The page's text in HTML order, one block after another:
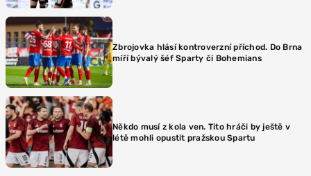
Zbrojovka hlásí kontroverzní příchod. Do Brna
míří bývalý šéf Sparty či Bohemians
Někdo musí z kola ven. Tito hráči by ještě v
létě mohli opustit pražskou Spartu